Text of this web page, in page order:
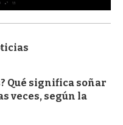
Qué significa soñar
veces, según la